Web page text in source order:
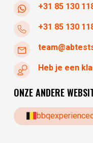
+31 85 130
+31 85 130
Heb je een
ONZE ANDERE